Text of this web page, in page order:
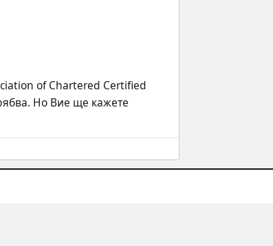
of Chartered Certified
Но Вие ще кажете